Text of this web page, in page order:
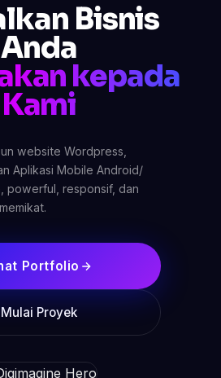
Bisnis
Anda
kepada
Kami
website Wordpress,
Aplikasi Mobile Android/
powerful, responsif, dan
memikat.
Portfolio
Mulai Proyek